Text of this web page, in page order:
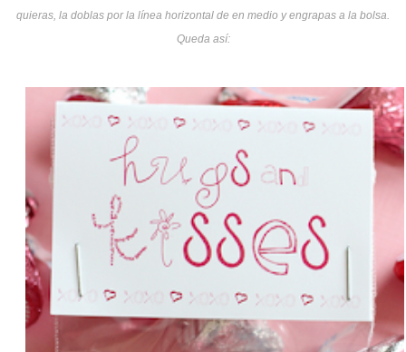
quieras, la doblas por la línea horizontal de en medio y engrapas a la bolsa.
Queda así: